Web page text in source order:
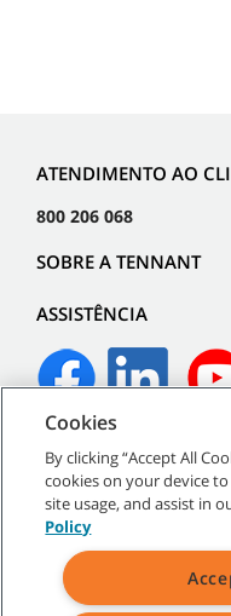
ATENDIMENTO AO
800 206 068
SOBRE A TENNANT
ASSISTÊNCIA
©2026Tennant Company.
Mapa do site
Cookies
By clicking “Accept All
cookies on your device
site usage, and assist in
Policy